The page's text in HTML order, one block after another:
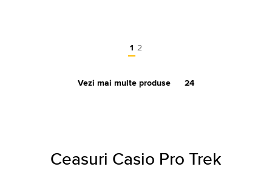
1 2
Vezi mai multe produse 24
Ceasuri Casio Pro Trek